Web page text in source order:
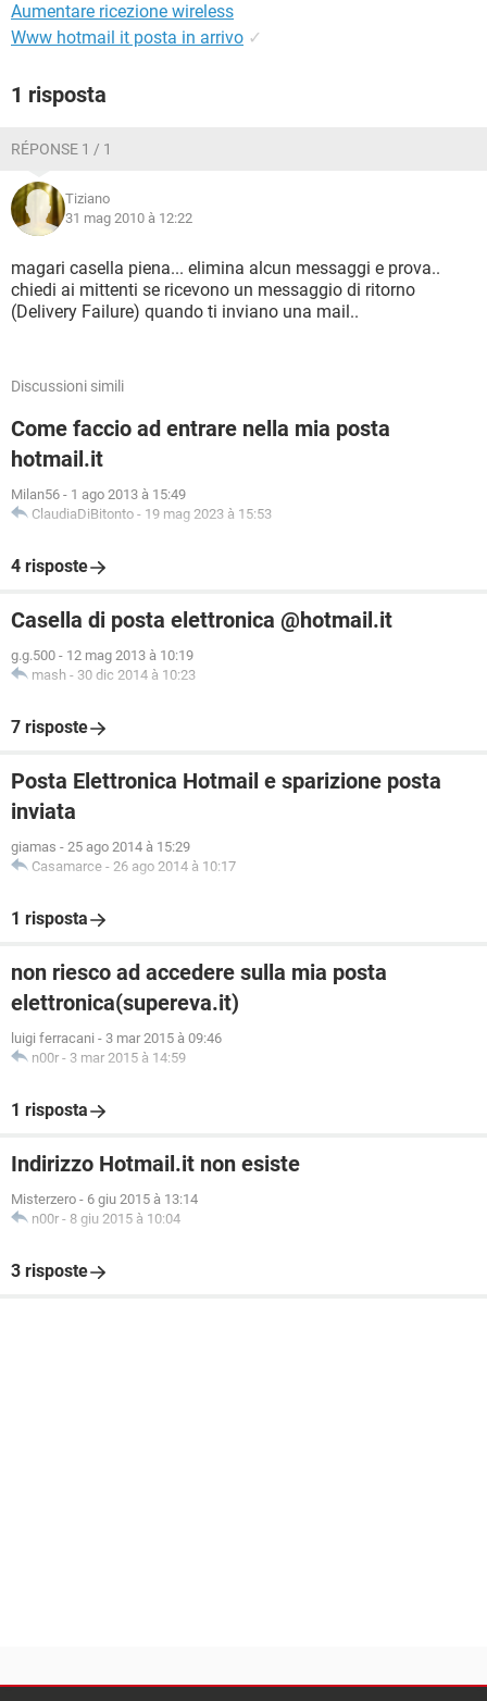
Aumentare ricezione wireless
Www hotmail it posta in arrivo ✓
1 risposta
RÉPONSE 1 / 1
Tiziano
31 mag 2010 à 12:22
magari casella piena... elimina alcun messaggi e prova..
chiedi ai mittenti se ricevono un messaggio di ritorno
(Delivery Failure) quando ti inviano una mail..
Discussioni simili
Come faccio ad entrare nella mia posta
hotmail.it
Milan56 - 1 ago 2013 à 15:49
ClaudiaDiBitonto - 19 mag 2023 à 15:53
4 risposte
Casella di posta elettronica @hotmail.it
g.g.500 - 12 mag 2013 à 10:19
mash - 30 dic 2014 à 10:23
7 risposte
Posta Elettronica Hotmail e sparizione posta
inviata
giamas - 25 ago 2014 à 15:29
Casamarce - 26 ago 2014 à 10:17
1 risposta
non riesco ad accedere sulla mia posta
elettronica(supereva.it)
luigi ferracani - 3 mar 2015 à 09:46
n00r - 3 mar 2015 à 14:59
1 risposta
Indirizzo Hotmail.it non esiste
Misterzero - 6 giu 2015 à 13:14
n00r - 8 giu 2015 à 10:04
3 risposte